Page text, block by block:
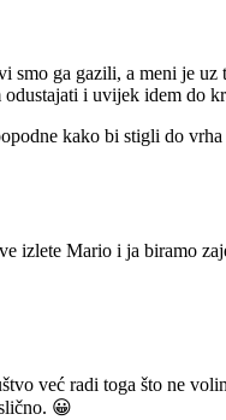
ga gazili, a meni je
odustajati i uvijek idem do
kako bi stigli do
izlete Mario i ja biramo
već radi toga što ne
😀